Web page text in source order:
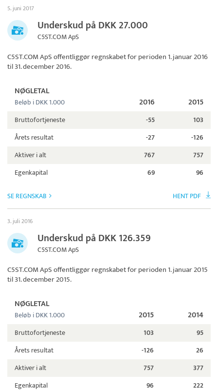
5. juni 2017
Underskud på DKK 27.000
C5ST.COM ApS
C5ST.COM ApSoffentliggør regnskabet for perioden 1. januar 2016
til 31. december 2016.
NØGLETAL
Beløb i DKK 1.000 2016 2015
Bruttofortjeneste -55
103
Årets resultat
-27
-126
Aktiver i alt
767
757
Egenkapital
69 96
SE REGNSKAB HENT PDF
3. juli 2016
Underskud på DKK 126.359
C5ST.COM ApS
C5ST.COM ApSoffentliggør regnskabet for perioden 1. januar 2015
til 31. december 2015.
NØGLETAL
Beløb i DKK 1.000 2015 2014
Bruttofortjeneste 103
95
Årets resultat
-126
26
Aktiver i alt
757
377
Egenkapital
96 222